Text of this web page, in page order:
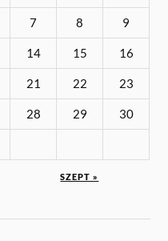
7 8 9
14 15 16
21 22 23
28 29 30
SZEPT »